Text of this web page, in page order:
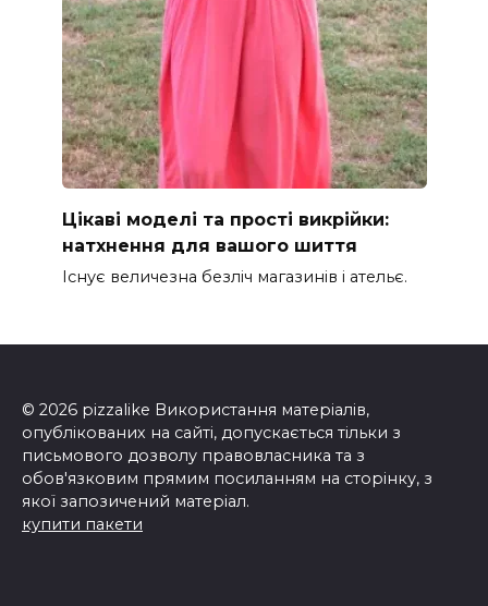
Цікаві моделі та прості викрійки:
натхнення для вашого шиття
Існує величезна безліч магазинів і ательє.
© 2026 pizzalike Використання матеріалів,
опублікованих на сайті, допускається тільки з
письмового дозволу правовласника та з
обов'язковим прямим посиланням на сторінку, з
якої запозичений матеріал.
купити пакети